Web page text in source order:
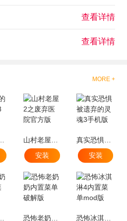
查看详情
查看详情
MORE +
安装
安装